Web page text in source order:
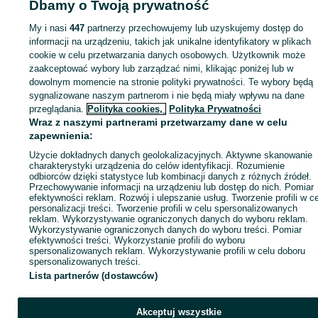
Zaloguj się lub załóż konto na OLX, aby skontaktować się z
sprzedającym
Zaloguj się / Załóż konto
Dbamy o Twoją prywatność
My i nasi447 partnerzy przechowujemy lub uzyskujemy dostęp do
informacji na urządzeniu, takich jak unikalne identyfikatory w plikach
cookie w celu przetwarzania danych osobowych. Użytkownik może
zaakceptować wybory lub zarządzać nimi, klikając poniżej lub w
dowolnym momencie na stronie polityki prywatności. Te wybory będą
sygnalizowane naszym partnerom i nie będą miały wpływu na dane
przeglądania. Polityka cookies, Polityka Prywatności
Wraz z naszymi partnerami przetwarzamy dane w celu
zapewnienia:
Użycie dokładnych danych geolokalizacyjnych. Aktywne skanowanie
charakterystyki urządzenia do celów identyfikacji. Rozumienie
odbiorców dzięki statystyce lub kombinacji danych z różnych źródeł.
Przechowywanie informacji na urządzeniu lub dostęp do nich. Pomiar
efektywności reklam. Rozwój i ulepszanie usług. Tworzenie profili w
personalizacji treści. Tworzenie profili w celu spersonalizowanych
reklam. Wykorzystywanie ograniczonych danych do wyboru reklam.
Wykorzystywanie ograniczonych danych do wyboru treści. Pomiar
efektywności treści. Wykorzystanie profili do wyboru
spersonalizowanych reklam. Wykorzystywanie profili w celu doboru
spersonalizowanych treści.
Lista partnerów (dostawców)
Akceptuj wszystkie